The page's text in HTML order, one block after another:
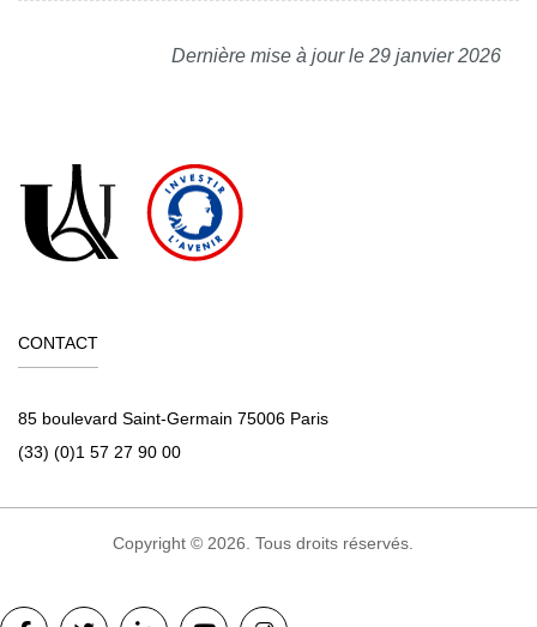
Dernière mise à jour le 29 janvier 2026
CONTACT
85 boulevard Saint-Germain 75006 Paris
(33) (0)1 57 27 90 00
Copyright © 2026. Tous droits réservés.